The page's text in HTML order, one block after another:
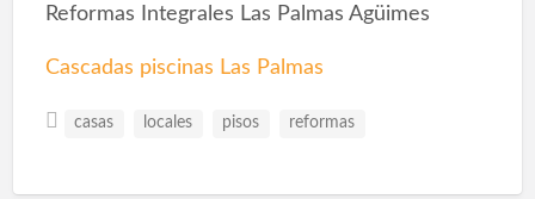
Reformas Integrales Las Palmas Agüimes
Cascadas piscinas Las Palmas
casas locales pisos reformas